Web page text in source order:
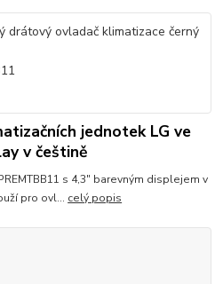
jednotek LG ve
v češtině
s 4,3" barevným displejem v
pro ovl... celý popis